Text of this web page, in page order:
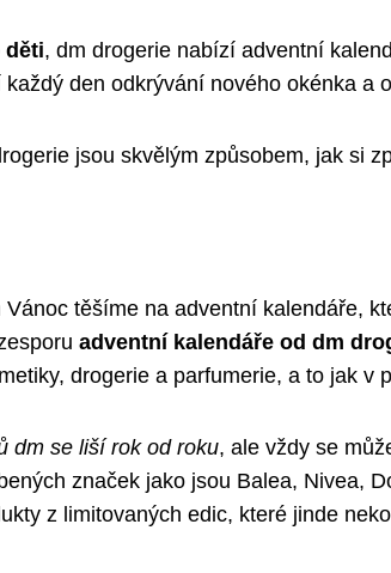
děti, dm drogerie nabízí adventní
den odkrývání nového okénka a
jsou skvělým způsobem, jak si
těšíme na adventní kalendáře,
adventní kalendáře od dm
drogerie a parfumerie, a to jak v
dm se liší rok od roku, ale vždy se
značek jako jsou Balea, Nivea,
z limitovaných edic, které jinde